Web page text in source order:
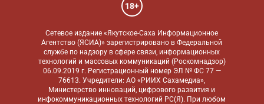
18+
Сетевое издание «Якутское-Саха Информационное
Агентство (ЯСИА)» зарегистрировано в Федеральной
службе по надзору в сфере связи, информационных
технологий и массовых коммуникаций (Роскомнадзор)
06.09.2019 г. Регистрационный номер ЭЛ № ФС 77 —
76613. Учредители: АО «РИИХ Сахамедиа»,
Министерство инноваций, цифрового развития и
инфокоммуникационных технологий РС(Я). При любом